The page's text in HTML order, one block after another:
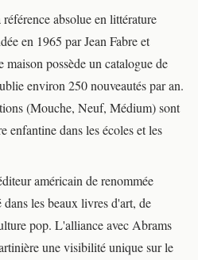
référence absolue en littérature
en 1965 par Jean Fabre et
possède un catalogue de
environ 250 nouveautés par an.
(Mouche, Neuf, Médium) sont
enfantine dans les écoles et les
américain de renommée
les beaux livres d'art, de
pop. L'alliance avec Abrams
une visibilité unique sur le